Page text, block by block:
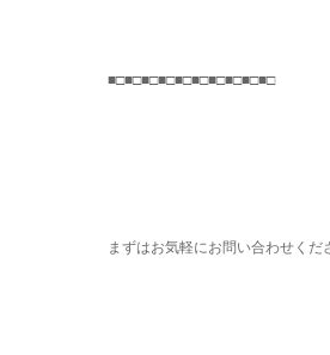
■□■□■□■□■□■□■□■□■□■□
まずはお気軽にお問い合わせくだ